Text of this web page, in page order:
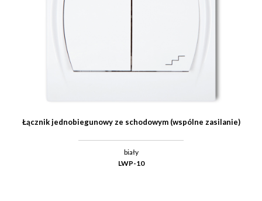
Łącznik jednobiegunowy ze schodowym (wspólne zasilanie)
biały
LWP-10